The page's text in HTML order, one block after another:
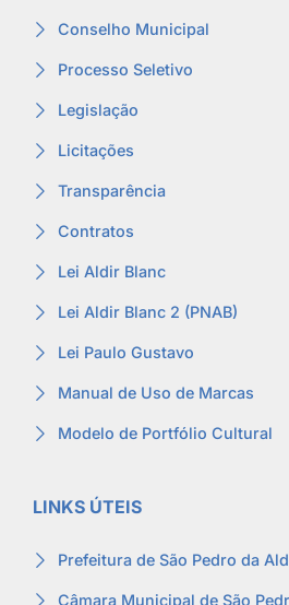
Conselho Municipal
Processo Seletivo
Legislação
Licitações
Transparência
Contratos
Lei Aldir Blanc
Lei Aldir Blanc 2 (PNAB)
Lei Paulo Gustavo
Manual de Uso de Marcas
Modelo de Portfólio Cultural
LINKS ÚTEIS
Prefeitura de São Pedro da
Câmara Municipal de São